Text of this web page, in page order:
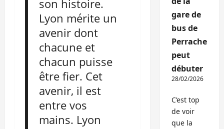
son histoire.
Lyon mérite un
avenir dont
chacune et
chacun puisse
être fier. Cet
avenir, il est
entre vos
mains. Lyon
gare de
bus de
Perrache
peut
débuter
28/02/2026
C’est top
de voir
que la